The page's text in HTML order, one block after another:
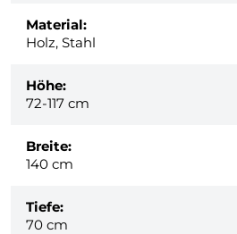
Material:
Holz, Stahl
Höhe:
72-117 cm
Breite:
140 cm
Tiefe:
70 cm